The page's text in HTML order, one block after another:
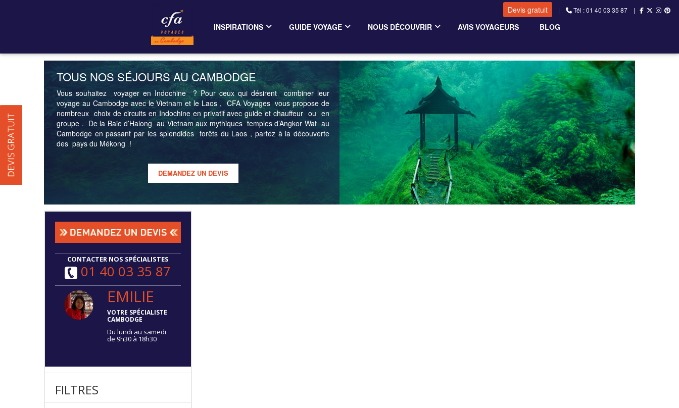
Devis gratuit | Tél : 01 40 03 35 87 |
INSPIRATIONS GUIDE VOYAGE NOUS DÉCOUVRIR AVIS VOYAGEURS BLOG
TOUS NOS SÉJOURS AU CAMBODGE
Vous souhaitez voyager en Indochine ? Pour ceux qui désirent combiner leur
voyage au Cambodge avec le Vietnam et le Laos , CFA Voyages vous propose de
nombreux choix de circuits en Indochine en privatif avec guide et chauffeur ou en
groupe . De la Baie d’Halong au Vietnam aux mythiques temples d’Angkor Wat au
Cambodge en passant par les splendides forêts du Laos , partez à la découverte
des pays du Mékong !
CONTACTER NOS SPÉCIALISTES
01 40 03 35 87
EMILIE
VOTRE SPÉCIALISTE
CAMBODGE
Du lundi au samedi
de 9h30 à 18h30
FILTRES